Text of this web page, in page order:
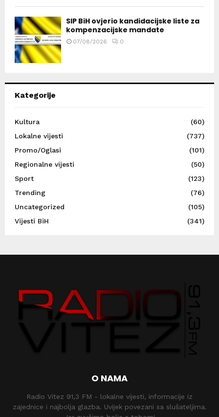
SIP BiH ovjerio kandidacijske liste za
kompenzacijske mandate
07/08/2026 0
Kategorije
Kultura
(60)
Lokalne vijesti
(737)
Promo/Oglasi
(101)
Regionalne vijesti
(50)
Sport
(123)
Trending
(76)
Uncategorized
(105)
Vijesti BiH
(341)
O NAMA
Radio Vitez 91,3 FM - lokalne vijesti, informacije iz
zajednice i najbolja glazba. Uvijek povezani sa slušateljima.